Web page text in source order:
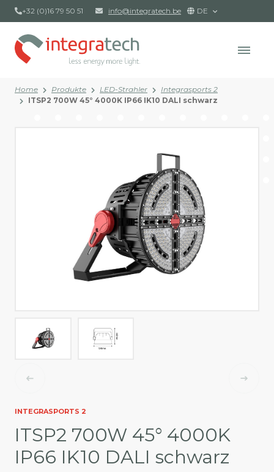
+32 (0)16 79 50 51 info@integratech.be DE
Home Produkte LED-Strahler
Integrasports 2
ITSP2 700W 45° 4000K IP66 IK10 DALI schwarz
INTEGRASPORTS 2
ITSP2 700W 45° 4000K
IP66 IK10 DALI schwarz